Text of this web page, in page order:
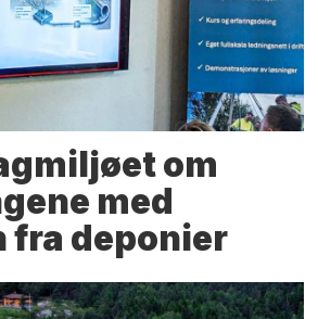
om
med
fra deponier